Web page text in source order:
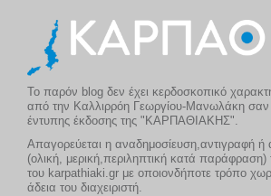
Το παρόν blog δεν έχει κερδοσκοπικό
από την Καλλιρρόη Γεωργίου-Μανωλάκη σαν
έντυπης έκδοσης της "ΚΑΡΠΑΘΙΑΚΗΣ".
Απαγορεύεται η αναδημοσίευση,αντιγραφή
(ολική, μερική,περιληπτική κατά παράφραση)
του karpathiaki.gr με οποιονδήποτε τρόπο
άδεια του διαχειριστή.